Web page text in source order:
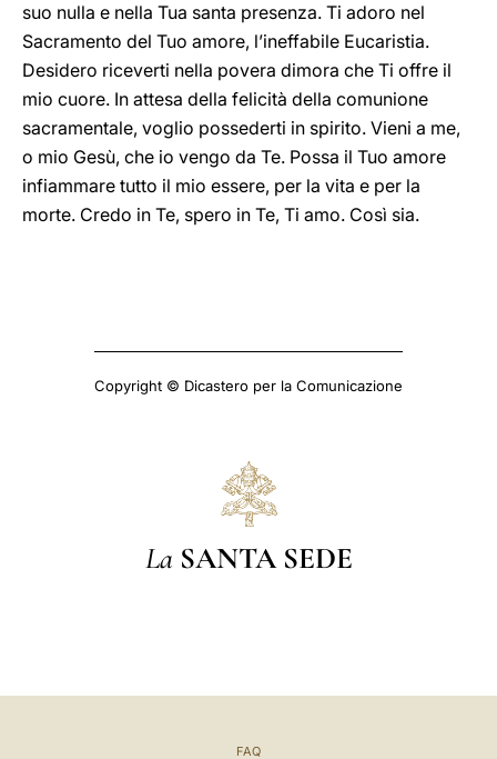
suo nulla e nella Tua santa presenza. Ti adoro nel
Sacramento del Tuo amore, l’ineffabile Eucaristia.
Desidero riceverti nella povera dimora che Ti offre il
mio cuore. In attesa della felicità della comunione
sacramentale, voglio possederti in spirito. Vieni a me,
o mio Gesù, che io vengo da Te. Possa il Tuo amore
infiammare tutto il mio essere, per la vita e per la
morte. Credo in Te, spero in Te, Ti amo. Così sia.
Copyright © Dicastero per la Comunicazione
La SANTA SEDE
FAQ